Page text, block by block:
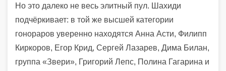
Но это далеко не весь элитный пул. Шахиди
подчёркивает: в той же высшей категории
гонораров уверенно находятся Анна Асти, Филипп
Киркоров, Егор Крид, Сергей Лазарев, Дима Билан,
группа «Звери», Григорий Лепс, Полина Гагарина и